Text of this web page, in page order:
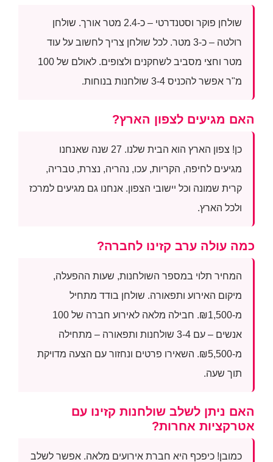
שולחן פוקר וסטנדרטי – כ-2.4 מטר אורך. שולחן
רולטה – כ-3 מטר. לכל שולחן צריך לחשוב על עוד
מטר וחצי מסביב לשחקנים ולצופים. לאולם של 100
מ"ר אפשר להכניס 3-4 שולחנות בנוחות.
האם מגיעים לצפון הארץ?
כן! צפון הארץ הוא הבית שלנו. 27 שנה שאנחנו
מגיעים לחיפה, הקריות, עכו, נהריה, נצרת, טבריה,
קרית שמונה וכל יישובי הצפון. אנחנו גם מגיעים למרכז
ולכל הארץ.
כמה עולה ערב קזינו לחברה?
המחיר תלוי במספר השולחנות, שעות ההפעלה,
מיקום האירוע ותפאורה. שולחן בודד מתחיל
מ-₪1,500. חבילה מלאה לאירוע חברה של 100
אנשים – עם 3-4 שולחנות ותפאורה – מתחילה
מ-₪5,500. השאירו פרטים ונחזור עם הצעה מדויקת
תוך שעה.
האם ניתן לשלב שולחנות קזינו עם
אטרקציות אחרות?
כמובן! כיפכף היא חברת אירועים מלאה. אפשר לשלב